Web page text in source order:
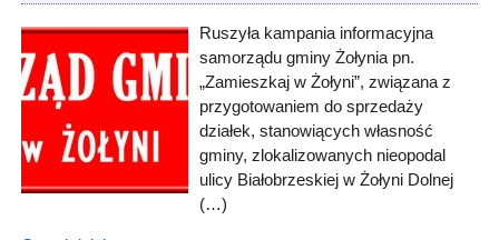
Ruszyła kampania informacyjna
samorządu gminy Żołynia pn.
„Zamieszkaj w Żołyni”, związana z
przygotowaniem do sprzedaży
działek, stanowiących własność
gminy, zlokalizowanych nieopodal
ulicy Białobrzeskiej w Żołyni Dolnej
(…)